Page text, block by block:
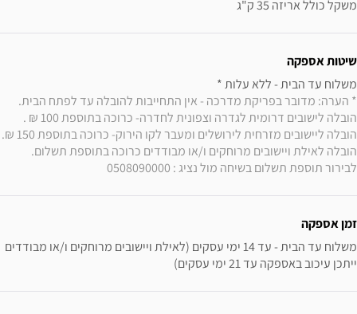
משקל כולל אריזה 35 ק"ג
שיטות אספקה
משלוח עד הבית - ללא עלות *
לבירור תוספת תשלום בשיחה מול נציג : 0508090000
זמן אספקה
ייתכן עיכוב באספקה עד 21 ימי עסקים)